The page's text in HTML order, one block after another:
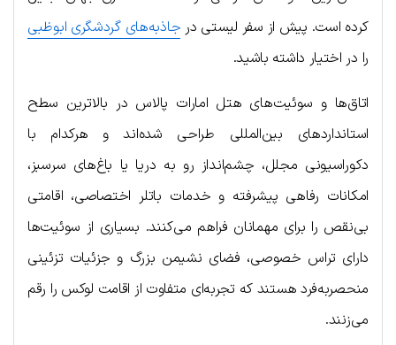
کرده است. پیش از سفر لیستی در جاذبه‌های گردشگری ابوظبی
را در اختیار داشته باشید.
اتاق‌ها و سوئیت‌های هتل امارات پالاس در بالاترین سطح
استانداردهای بین‌المللی طراحی شده‌اند و هرکدام با
دکوراسیونی مجلل، چشم‌انداز رو به دریا یا باغ‌های سرسبز،
امکانات رفاهی پیشرفته و خدمات باتلر اختصاصی، اقامتی
بی‌نقص را برای مهمانان فراهم می‌کنند. بسیاری از سوئیت‌ها
دارای تراس خصوصی، فضای نشیمن بزرگ و جزئیات تزئینی
منحصربه‌فرد هستند که تجربه‌ای متفاوت از اقامت لوکس را رقم
می‌زنند.